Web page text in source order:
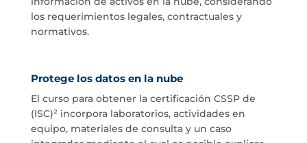
los requerimientos legales, contractuales y
normativos.
Protege los datos en la nube
El curso para obtener la certificación CSSP de
(ISC)²incorpora laboratorios, actividades en
equipo, materiales de consulta y un caso